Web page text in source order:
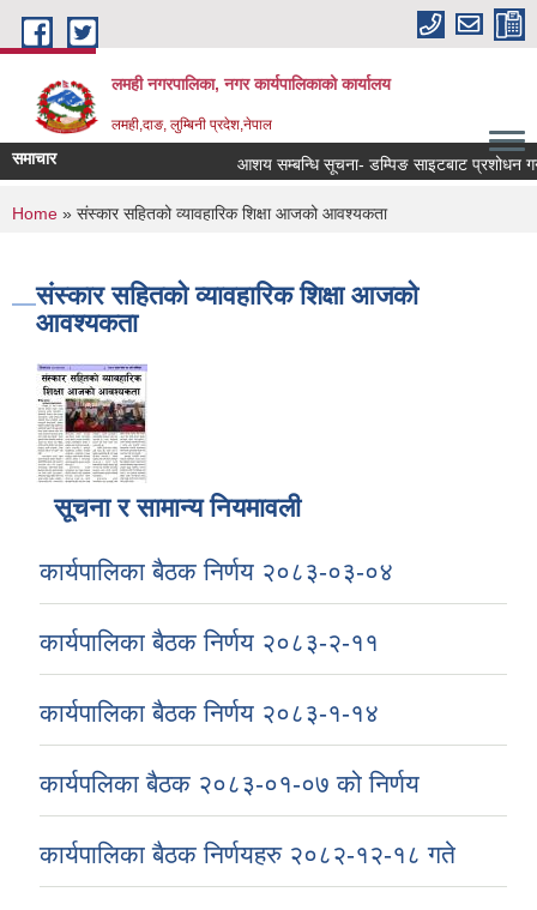
Skip to main content
लमही नगरपालिका, नगर कार्यपालिकाको कार्यालय
लमही,दाङ, लुम्बिनी प्रदेश,नेपाल
समाचार आशय सम्बन्धि सूचना- डम्पिङ साइटबाट प्रशोधन
You are here
Home » संस्कार सहितको व्यावहारिक शिक्षा आजको आवश्यकता
संस्कार सहितको व्यावहारिक शिक्षा आजको
आवश्यकता
सूचना र सामान्य नियमावली
कार्यपालिका बैठक निर्णय २०८३-०३-०४
कार्यपालिका बैठक निर्णय २०८३-२-११
कार्यपालिका बैठक निर्णय २०८३-१-१४
कार्यपलिका बैठक २०८३-०१-०७ को निर्णय
कार्यपालिका बैठक निर्णयहरु २०८२-१२-१८ गते